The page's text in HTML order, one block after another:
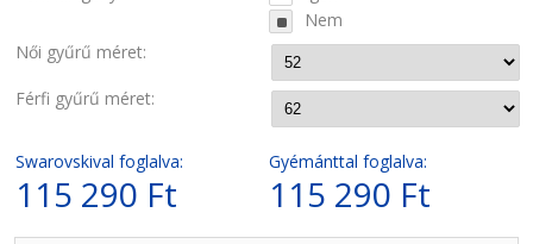
Nem
Női gyűrű méret:
Férfi gyűrű méret:
Swarovskival foglalva:
115 290 Ft
Gyémánttal foglalva:
115 290 Ft